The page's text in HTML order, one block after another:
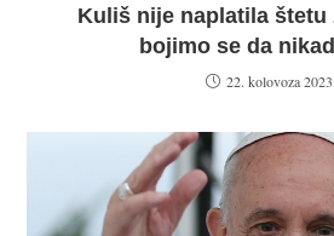
Kuliš nije naplatila štetu
bojimo se da
22. kolovoza 2023.